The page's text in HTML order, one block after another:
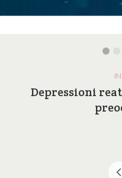
Depressioni